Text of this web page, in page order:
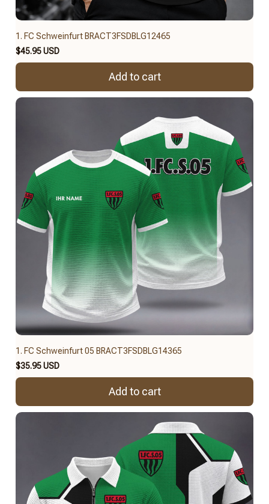
1. FC Schweinfurt BRACT3FSDBLG12465
$45.95 USD
Add to cart
1. FC Schweinfurt 05 BRACT3FSDBLG14365
$35.95 USD
Add to cart